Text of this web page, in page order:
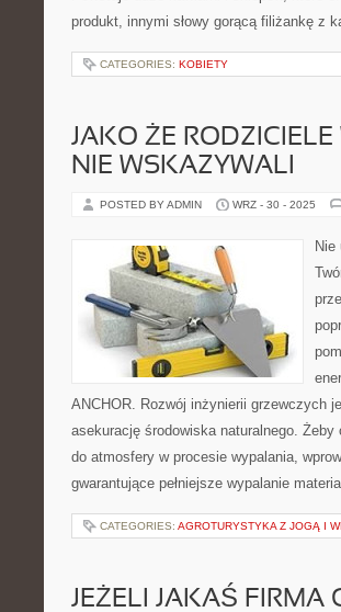
produkt, innymi słowy gorącą filiżankę z
CATEGORIES: KOBIETY
JAKO ŻE
NIE WSKAZYWALI
POSTED BY ADMIN WRZ - 30 - 2025
Nie
ANCHOR. Rozwój inżynierii grzewczych
asekurację środowiska naturalnego.
do atmosfery w procesie wypalania,
gwarantujące pełniejsze wypalanie
CATEGORIES: AGROTURYSTYKA Z JOGĄ I
JEŻELI JAKAŚ FIRMA